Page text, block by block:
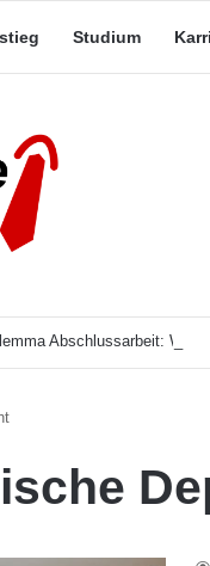
Studium
Abschlussarbeit: Was